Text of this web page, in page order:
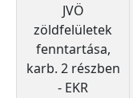
JVÖ
zöldfelületek
fenntartása,
karb. 2 részben
- EKR